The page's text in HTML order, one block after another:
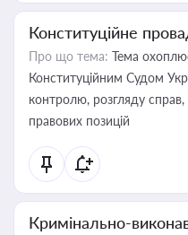
Конституційне
Про що тема: Тема
Конституційним Судом
контролю, розгляду справ,
правових позицій
Кримінально-